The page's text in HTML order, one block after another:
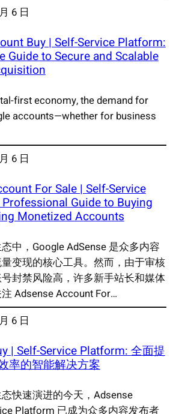
6 日
Buy | Self-Service Platform:
Guide to Secure and Scalable
first economy, the demand for
accounts—whether for business
6 日
For Sale | Self-Service
Guide to Buying
Monetized Accounts
中，Google AdSense 是众多内容
变现的核心工具。然而，由于审核
封禁风险高，许多新手站长和媒体
Adsense Account For…
6 日
| Self-Service Platform: 全面提
率的智能解决方案
快速演进的今天，Adsense
Platform 已成为众多内容发布者